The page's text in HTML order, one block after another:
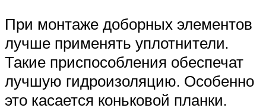
При монтаже доборных элементов
лучше применять уплотнители.
Такие приспособления обеспечат
лучшую гидроизоляцию. Особенно
это касается коньковой планки.